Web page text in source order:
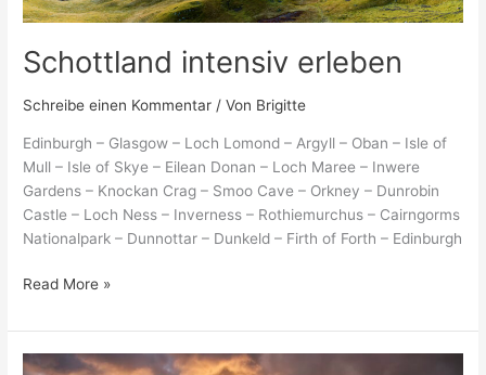
Schottland intensiv erleben
Schreibe einen Kommentar / Von Brigitte
Edinburgh – Glasgow – Loch Lomond – Argyll – Oban – Isle of
Mull – Isle of Skye – Eilean Donan – Loch Maree – Inwere
Gardens – Knockan Crag – Smoo Cave – Orkney – Dunrobin
Castle – Loch Ness – Inverness – Rothiemurchus – Cairngorms
Nationalpark – Dunnottar – Dunkeld – Firth of Forth – Edinburgh
Read More »
Wandern